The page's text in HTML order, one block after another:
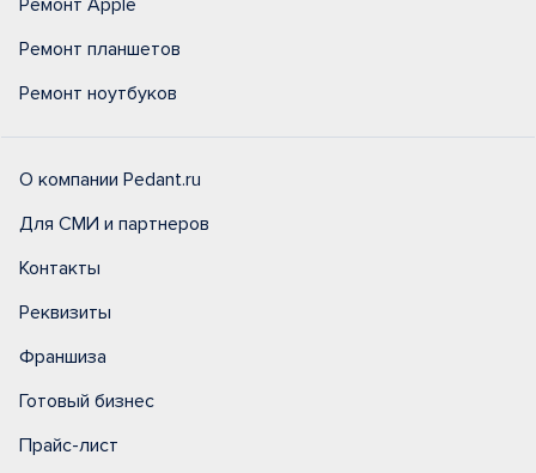
Ремонт Apple
Ремонт планшетов
Ремонт ноутбуков
О компании Pedant.ru
Для СМИ и партнеров
Контакты
Реквизиты
Франшиза
Готовый бизнес
Прайс-лист